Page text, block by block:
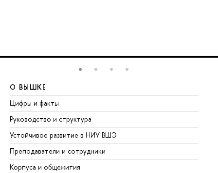
О ВЫШКЕ
Цифры и факты
Руководство и структура
Устойчивое развитие в НИУ ВШЭ
Преподаватели и сотрудники
Корпуса и общежития